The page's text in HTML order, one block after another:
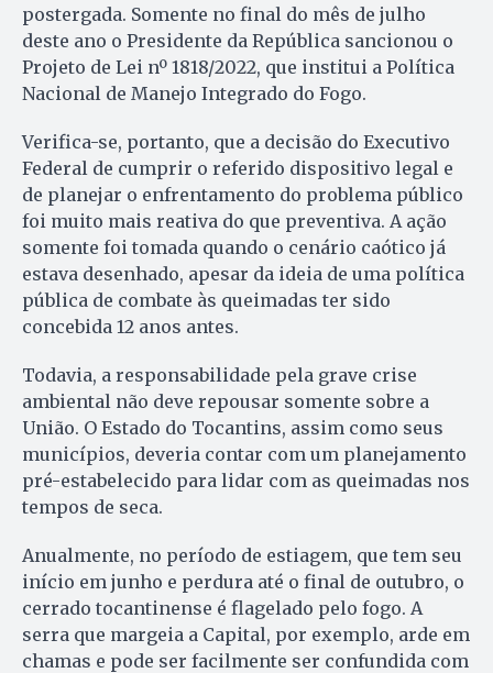
postergada. Somente no final do mês de julho
deste ano o Presidente da República sancionou o
Projeto de Lei nº 1818/2022, que institui a Política
Nacional de Manejo Integrado do Fogo.
Verifica-se, portanto, que a decisão do Executivo
Federal de cumprir o referido dispositivo legal e
de planejar o enfrentamento do problema público
foi muito mais reativa do que preventiva. A ação
somente foi tomada quando o cenário caótico já
estava desenhado, apesar da ideia de uma política
pública de combate às queimadas ter sido
concebida 12 anos antes.
Todavia, a responsabilidade pela grave crise
ambiental não deve repousar somente sobre a
União. O Estado do Tocantins, assim como seus
municípios, deveria contar com um planejamento
pré-estabelecido para lidar com as queimadas nos
tempos de seca.
Anualmente, no período de estiagem, que tem seu
início em junho e perdura até o final de outubro, o
cerrado tocantinense é flagelado pelo fogo. A
serra que margeia a Capital, por exemplo, arde em
chamas e pode ser facilmente ser confundida com